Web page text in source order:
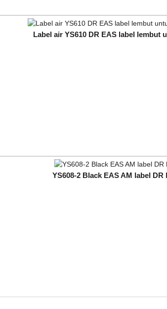
Label air YS610 DR EAS label lembut
YS608-2 Black EAS AM label DR